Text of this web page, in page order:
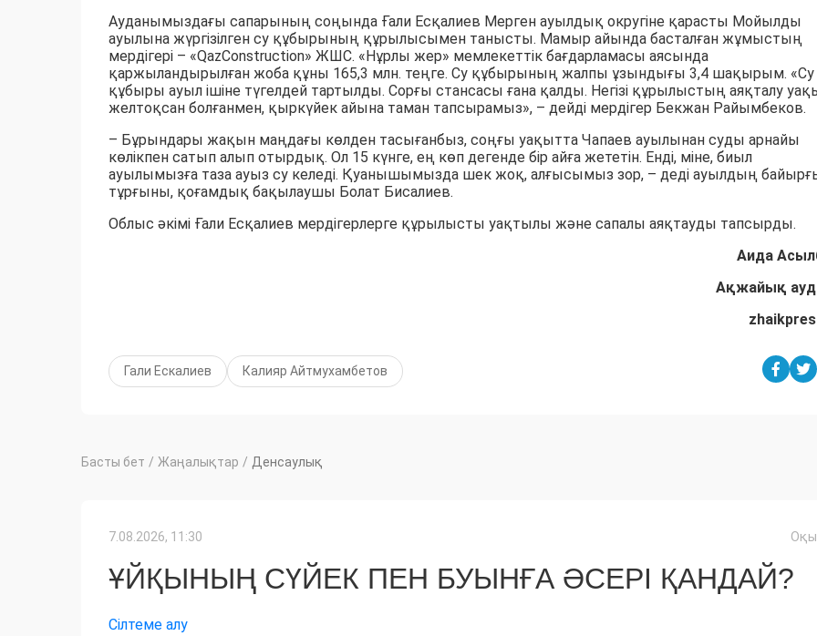
Ауданымыздағы сапарының соңында Ғали Есқалиев Мерген ауылдық округіне қарасты Мойылды
ауылына жүргізілген су құбырының құрылысымен танысты. Мамыр айында басталған жұмыстың
мердігері – «QazConstruction» ЖШС. «Нұрлы жер» мемлекеттік бағдарламасы аясында
қаржыландырылған жоба құны 165,3 млн. теңге. Су құбырының жалпы ұзындығы 3,4 шақырым. «Су
құбыры ауыл ішіне түгелдей тартылды. Сорғы стансасы ғана қалды. Негізі құрылыстың аяқталу
желтоқсан болғанмен, қыркүйек айына таман тапсырамыз», – дейді мердігер Бекжан Райымбеков.
– Бұрындары жақын маңдағы көлден тасығанбыз, соңғы уақытта Чапаев ауылынан суды арнайы
көлікпен сатып алып отырдық. Ол 15 күнге, ең көп дегенде бір айға жететін. Енді, міне, биыл
ауылымызға таза ауыз су келеді. Қуанышымызда шек жоқ, алғысымыз зор, – деді ауылдың
тұрғыны, қоғамдық бақылаушы Болат Бисалиев.
Облыс әкімі Ғали Есқалиев мердігерлерге құрылысты уақтылы және сапалы аяқтауды тапсырды.
Аида
Ақжайық
Гали Ескалиев Калияр Айтмухамбетов
Басты бет / Жаңалықтар / Денсаулық
7.08.2026, 11:30
ҰЙҚЫНЫҢ СҮЙЕК ПЕН БУЫНҒА ӘСЕРІ ҚАНДАЙ?
Сілтеме алу